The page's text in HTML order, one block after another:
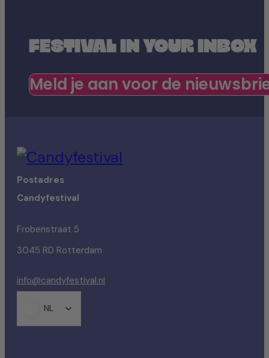
FESTIVAL IN YOUR INBOX
Meld je aan voor de
Postadres
Candyfestival
Frobenstraat 5
3045 RD Rotterdam
info@candyfestival.nl
NL